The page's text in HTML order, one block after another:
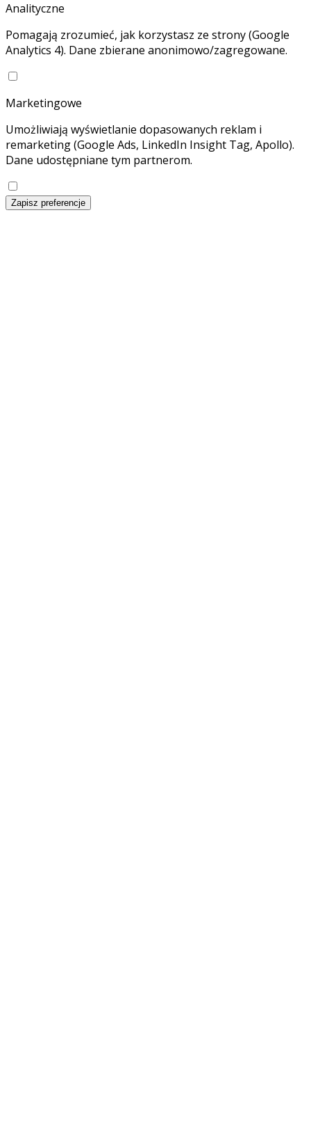
Analityczne
Pomagają zrozumieć, jak korzystasz ze strony (Google
Analytics 4). Dane zbierane anonimowo/zagregowane.
Marketingowe
Umożliwiają wyświetlanie dopasowanych reklam i
remarketing (Google Ads, LinkedIn Insight Tag, Apollo).
Dane udostępniane tym partnerom.
Zapisz preferencje